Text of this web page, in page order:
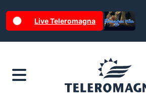
Live Teleromagna